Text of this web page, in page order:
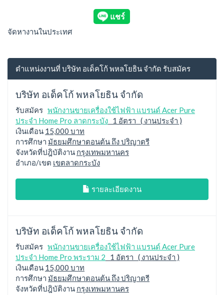
จัดหางานในประเทศ
ตำแหน่งงานที่ บริษัท อเด็คโก้ พหลโยธิน จำกัด รับสมัคร
บริษัท อเด็คโก้ พหลโยธิน จำกัด
รับสมัคร พนักงานขายเครื่องใช้ไฟฟ้า แบรนด์ Acer Pure
ประจำ Home Pro ลาดกระบัง 1 อัตรา ( งานประจำ )
เงินเดือน 15,000 บาท
การศึกษา มัธยมศึกษาตอนต้น ถึง ปริญาตรี
จังหวัดที่ปฎิบัติงาน กรุงเทพมหานคร
อำเภอ/เขต เขตลาดกระบัง
รายละเอียดงาน
บริษัท อเด็คโก้ พหลโยธิน จำกัด
รับสมัคร พนักงานขายเครื่องใช้ไฟฟ้า แบรนด์ Acer Pure
ประจำ Home Pro พระราม 2 1 อัตรา ( งานประจำ )
เงินเดือน 15,000 บาท
การศึกษา มัธยมศึกษาตอนต้น ถึง ปริญาตรี
จังหวัดที่ปฎิบัติงาน กรุงเทพมหานคร